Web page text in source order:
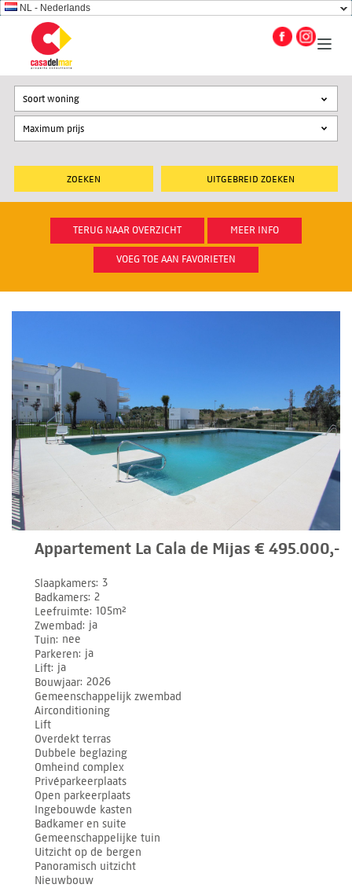
NL - Nederlands
UITGEBREID ZOEKEN
Soort woning
TERUG NAAR OVERZICHT MEER INFO
VOEG TOE AAN FAVORIETEN
Appartement La Cala de Mijas € 495.000,-
Slaapkamers 3
Badkamers 2
Leefruimte 105m²
Zwembad ja
Tuin nee
Parkeren ja
Lift ja
Bouwjaar 2026
Gemeenschappelijk zwembad
Airconditioning
Lift
Overdekt terras
Dubbele beglazing
Omheind complex
Privéparkeerplaats
Open parkeerplaats
Ingebouwde kasten
Badkamer en suite
Gemeenschappelijke tuin
Uitzicht op de bergen
Panoramisch uitzicht
Nieuwbouw